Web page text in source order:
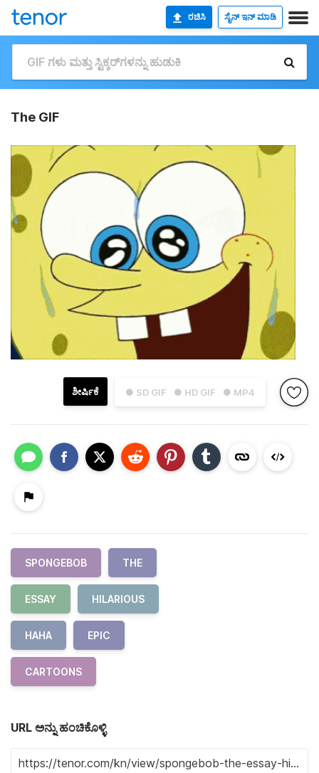
ರಚಿಸಿ ಸೈನ್ ಇನ್ ಮಾಡಿ
The GIF
● SD GIF ● HD GIF ● MP4
ಶೀರ್ಷಿಕೆ
SPONGEBOB THE
ESSAY HILARIOUS
HAHA EPIC
CARTOONS
URL ಅನ್ನು ಹಂಚಿಕೊಳ್ಳಿ